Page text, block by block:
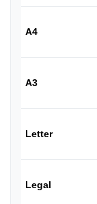
A4
A3
Letter
Legal